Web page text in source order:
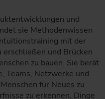
und
sie Methoden­wissen
mit der
erschließen und Brücken
zu bauen. Sie berät
Teams, Netzwerke und
für Neues zu
zu erkennen, Dinge